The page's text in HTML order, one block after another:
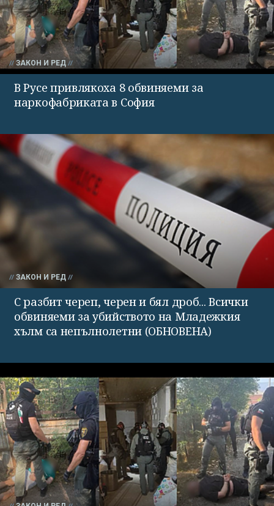
ЗАКОН И РЕД
В Русе привлякоха 8 обвиняеми за
наркофабриката в София
ЗАКОН И РЕД
С разбит череп, черен и бял дроб... Всички
обвиняеми за убийството на Младежкия
хълм са непълнолетни (ОБНОВЕНА)